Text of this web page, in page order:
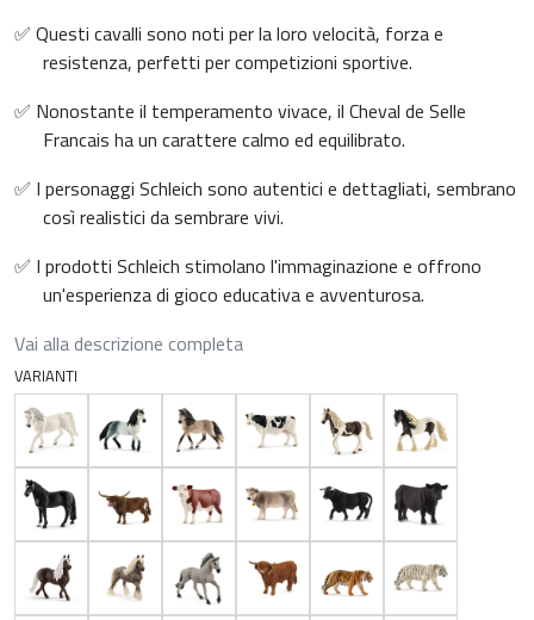
✅ Questi cavalli sono noti per la loro velocità, forza e
resistenza, perfetti per competizioni sportive.
✅ Nonostante il temperamento vivace, il Cheval de Selle
Francais ha un carattere calmo ed equilibrato.
✅ I personaggi Schleich sono autentici e dettagliati, sembrano
così realistici da sembrare vivi.
✅ I prodotti Schleich stimolano l'immaginazione e offrono
un'esperienza di gioco educativa e avventurosa.
Vai alla descrizione completa
VARIANTI